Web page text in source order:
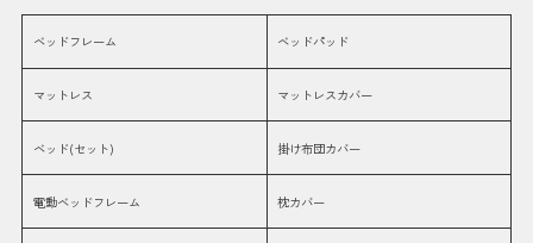
ベッドフレーム
マットレス
ベッド(セット)
電動ベッドフレーム
ベッドパッド
マットレスカバー
掛け布団カバー
枕カバー